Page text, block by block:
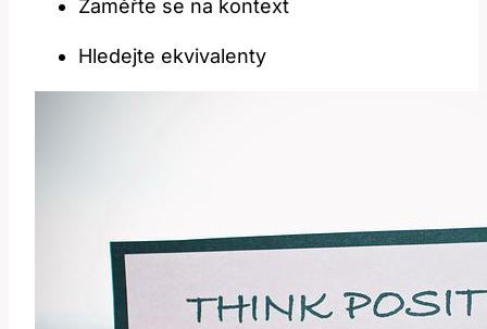
Zaměřte se na kontext
Hledejte ekvivalenty